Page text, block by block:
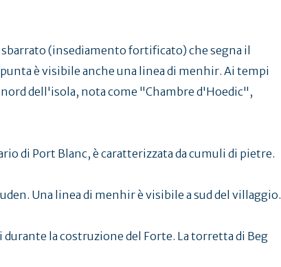
sbarrato (insediamento fortificato) che segna il
è visibile anche una linea di menhir. Ai tempi
dell'isola, nota come "Chambre d'Hoedic",
di Port Blanc, è caratterizzata da cumuli di pietre.
Una linea di menhir è visibile a sud del villaggio.
la costruzione del Forte. La torretta di Beg